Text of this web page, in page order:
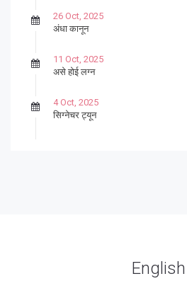
26 Oct, 2025
अंधा कानून
11 Oct, 2025
असे होई लग्न
4 Oct, 2025
सिग्नेचर ट्यून
English